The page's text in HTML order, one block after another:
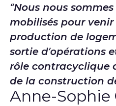
Nous nous
mobilisés pour
production de
sortie d’opérations
rôle contracyclique
de la construction
Anne-Sophie